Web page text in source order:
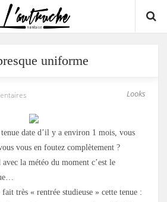
uniforme
Looks
date d’il y a environ 1 mois, vous
vous en foutez complètement ?
la météo du moment c’est le
très « rentrée studieuse » cette tenue :